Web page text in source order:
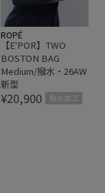
ROPÉ
【E'POR】TWO
BOSTON BAG
Medium/撥水・26AW
新型
¥20,900 撥水加工